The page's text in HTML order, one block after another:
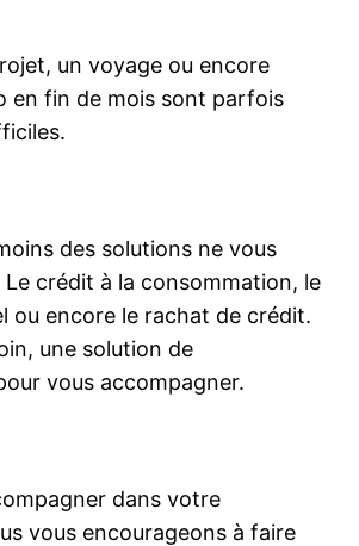
un voyage ou encore
en fin de mois sont parfois
des solutions ne vous
Le crédit à la consommation, le
ou encore le rachat de crédit.
une solution de
vous accompagner.
dans votre
vous encourageons à faire